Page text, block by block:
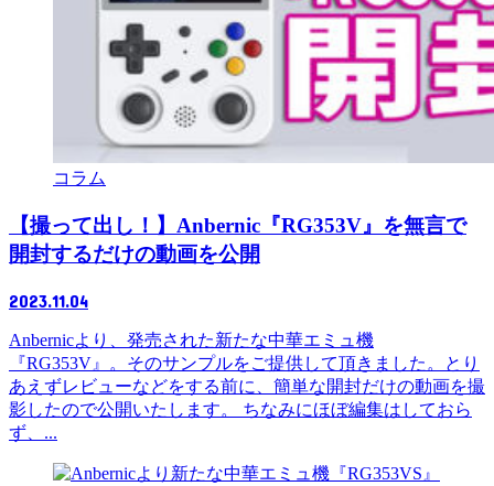
コラム
【撮って出し！】Anbernic『RG353V』を無言で
開封するだけの動画を公開
2023.11.04
Anbernicより、発売された新たな中華エミュ機
『RG353V』。そのサンプルをご提供して頂きました。とり
あえずレビューなどをする前に、簡単な開封だけの動画を撮
影したので公開いたします。 ちなみにほぼ編集はしておら
ず、...